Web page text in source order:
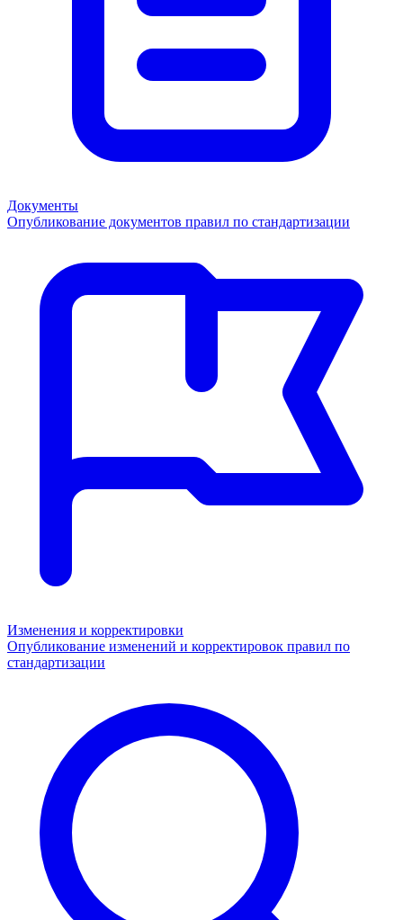
Документы
Опубликование документов правил по стандартизации
Изменения и корректировки
Опубликование изменений и корректировок правил по
стандартизации